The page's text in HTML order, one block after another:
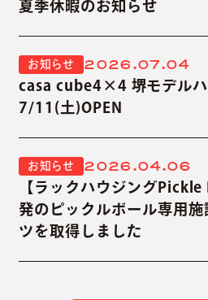
夏季休暇のお知らせ
お知らせ 2026.07.04
casa cube4×4 堺モデルハ
7/11(土)OPEN
お知らせ 2026.04.06
【ラックハウジング
発のピックルボール専用施
ツを取得しました